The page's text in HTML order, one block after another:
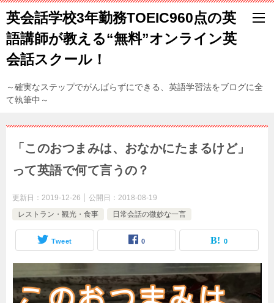
英会話学校3年勤務TOEIC960点の英
語講師が教える“無料”オンライン英
会話スクール！
～確実なステップでがんばらずにできる、英語学習法をブログに全
て執筆中～
「このおつまみは、おなかにたまるけど」
って英語で何て言うの？
更新日： 2019-12-26 公開日： 2018-08-19
レストラン・観光・食事
日常会話の微妙な一言
Tweet 0 0